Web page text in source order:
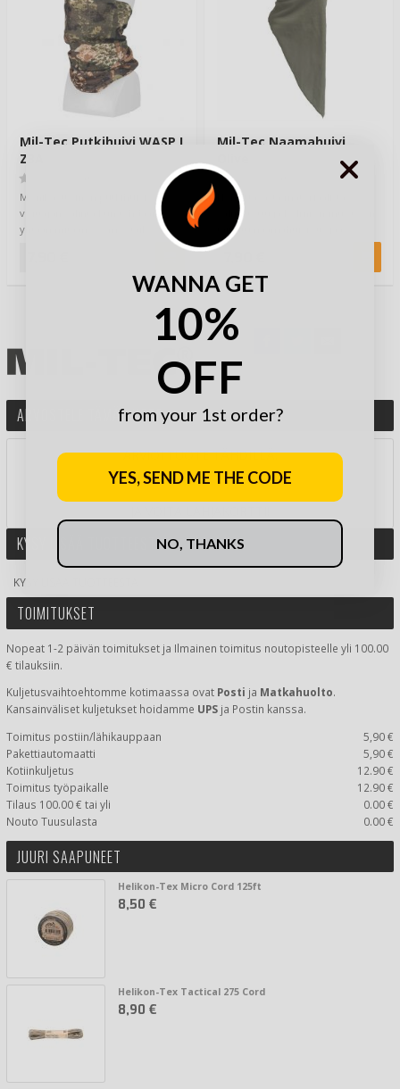
Mil-Tec Putkihuivi WASP I
Z3A
Monikäyttöinen putkihuivi on
voittajan valinta kun tehdään
yhtään mitään. Se myötäilee
Mil-Tec Naamahuivi
Hengittävästä materiaalista
valmistettu ja kolmion muotoon
taiteltu naamahuivi suojaa
käyttäjää nenä…
ARVOSTELE TÄMÄ TUOTE
ARVIOI TUOTE TÄHDILLÄ:
KYSY LISÄÄ TUOTTEESTA
KYSY LISÄÄ TUOTTEESTA
TOIMITUKSET
Nopeat 1-2 päivän toimitukset ja Ilmainen toimitus noutopisteelle yli 100.00
€ tilauksiin.
Kuljetusvaihtoehtomme kotimaassa ovat Posti ja Matkahuolto.
Kansainväliset kuljetukset hoidamme UPS ja Postin kanssa.
Toimitus postiin/lähikauppaan
5,90 €
Pakettiautomaatti
5,90 €
Kotiinkuljetus
12.90 €
Toimitus työpaikalle
12.90 €
Tilaus 100.00 € tai yli
0.00 €
Nouto Tuusulasta
0.00 €
JUURI SAAPUNEET
Helikon-Tex Micro Cord 125ft
8,50 €
Helikon-Tex Tactical 275 Cord
8,90 €
WANNA GET
10%
OFF
from your 1st order?
YES, SEND ME THE CODE
NO, THANKS